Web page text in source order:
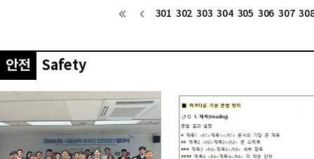
301 302 303 304 305 306 307
안전 Safety